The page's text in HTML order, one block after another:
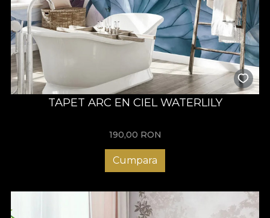
TAPET ARC EN CIEL WATERLILY
190,00 RON
Cumpara